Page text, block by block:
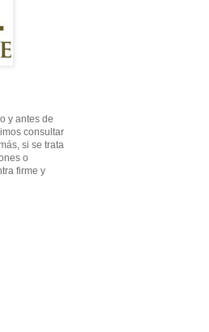
y antes de
consultar
si se trata
o
firme y